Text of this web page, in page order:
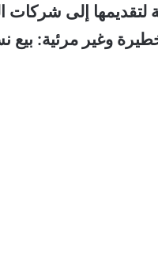
لتقديمها إلى
وغير مرئية: